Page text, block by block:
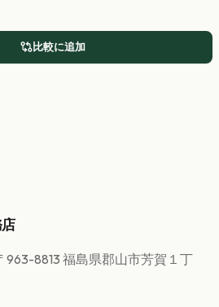
比較に追加
963-8813 福島県郡山市芳賀１丁